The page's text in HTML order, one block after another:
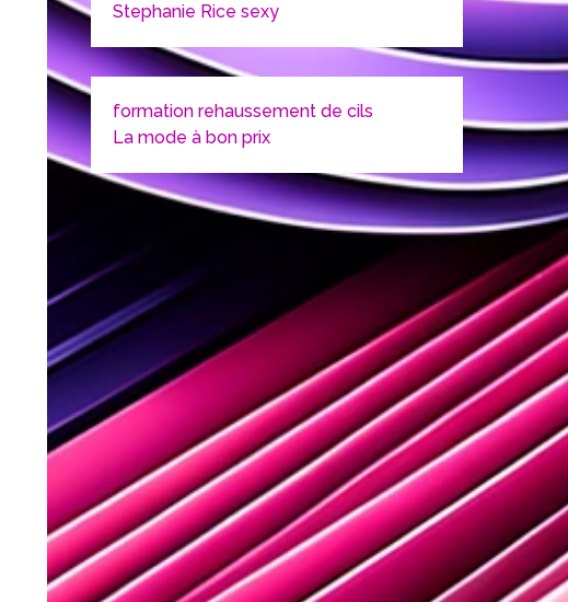
Stephanie Rice sexy
formation rehaussement de cils
La mode à bon prix